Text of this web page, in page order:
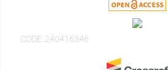
CODE: 240416346